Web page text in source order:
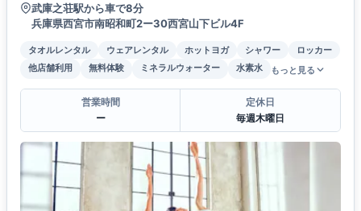
武庫之荘駅から車で8分
兵庫県西宮市南昭和町2ー30西宮山下ビル4F
タオルレンタル ウェアレンタル ホットヨガ シャワー
ロッカー
他店舗利用
無料体験 ミネラルウォーター 水素水 もっと見る
営業時間
ー
定休日
毎週木曜日